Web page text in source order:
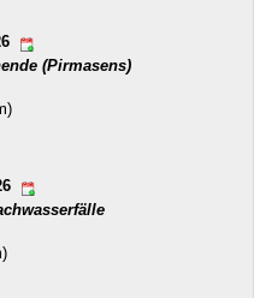
(Pirmasens)